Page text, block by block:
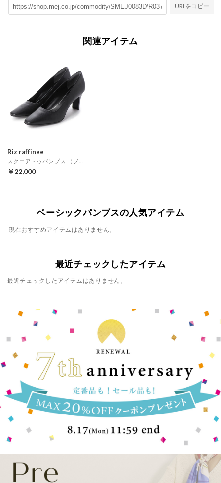
URLをコピー
関連アイテム
Riz raffinee
￥22,000
ベーシックパンプスの人気アイテム
現在おすすめアイテムはありません。
最近チェックしたアイテム
最近チェックしたアイテムはありません。